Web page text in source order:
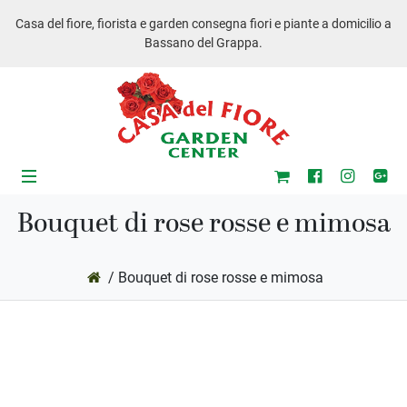
Casa del fiore, fiorista e garden consegna fiori e piante a domicilio a
Bassano del Grappa.
Bouquet di rose rosse e mimosa
/ Bouquet di rose rosse e mimosa